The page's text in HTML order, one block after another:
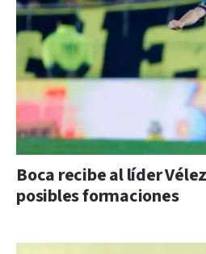
Boca recibe al líder
posibles formaciones